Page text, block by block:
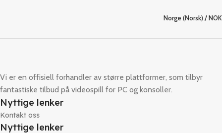
Norge (Norsk) / NOK
Vi er en offisiell forhandler av større plattformer, som tilbyr
fantastiske tilbud på videospill for PC og konsoller.
Nyttige lenker
Kontakt oss
Nyttige lenker